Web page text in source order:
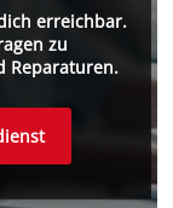
erreichbar.
zu
Reparaturen.